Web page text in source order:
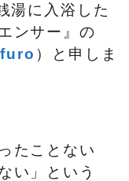
湯に入浴した
ンサー』の
）
と申しま
たことない
い」という